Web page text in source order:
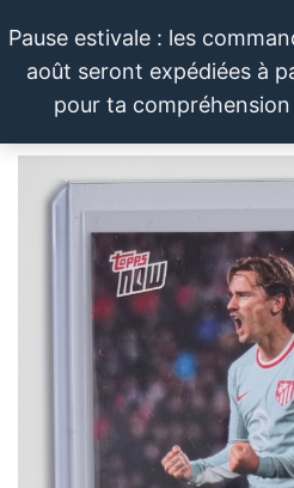
au
contenu
Pause estivale : les
août seront expédiées à
pour ta
LE
DU
Cartes
et
produits
sport et
pop
culture